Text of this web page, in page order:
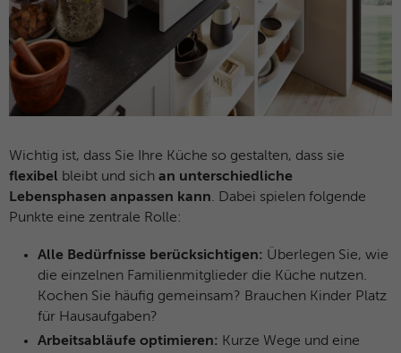
Wichtig ist, dass Sie Ihre Küche so gestalten, dass sie
flexibel bleibt und sich an unterschiedliche
Lebensphasen anpassen kann. Dabei spielen folgende
Punkte eine zentrale Rolle:
Alle Bedürfnisse berücksichtigen: Überlegen Sie, wie
die einzelnen Familienmitglieder die Küche nutzen.
Kochen Sie häufig gemeinsam? Brauchen Kinder Platz
für Hausaufgaben?
Arbeitsabläufe optimieren: Kurze Wege und eine